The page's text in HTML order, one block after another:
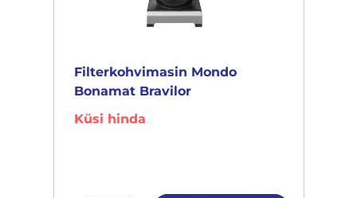
Filterkohvimasin Mondo
Bonamat Bravilor
Küsi hinda